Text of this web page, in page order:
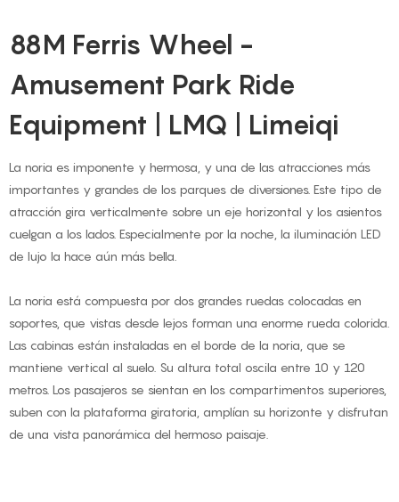
88M Ferris Wheel -
Amusement Park Ride
Equipment | LMQ | Limeiqi
La noria es imponente y hermosa, y una de las atracciones más
importantes y grandes de los parques de diversiones. Este tipo de
atracción gira verticalmente sobre un eje horizontal y los asientos
cuelgan a los lados. Especialmente por la noche, la iluminación LED
de lujo la hace aún más bella.
La noria está compuesta por dos grandes ruedas colocadas en
soportes, que vistas desde lejos forman una enorme rueda colorida.
Las cabinas están instaladas en el borde de la noria, que se
mantiene vertical al suelo. Su altura total oscila entre 10 y 120
metros. Los pasajeros se sientan en los compartimentos superiores,
suben con la plataforma giratoria, amplían su horizonte y disfrutan
de una vista panorámica del hermoso paisaje.